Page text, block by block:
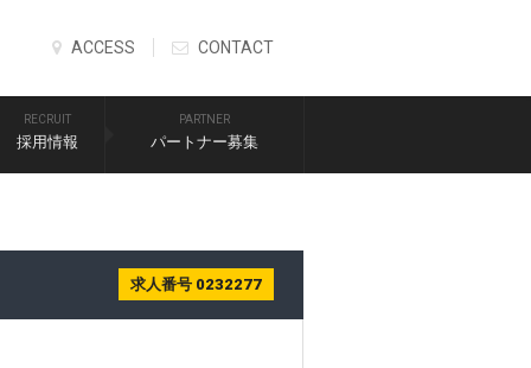
ACCESS CONTACT
RECRUIT
採用情報
PARTNER
パートナー募集
求人番号 0232277